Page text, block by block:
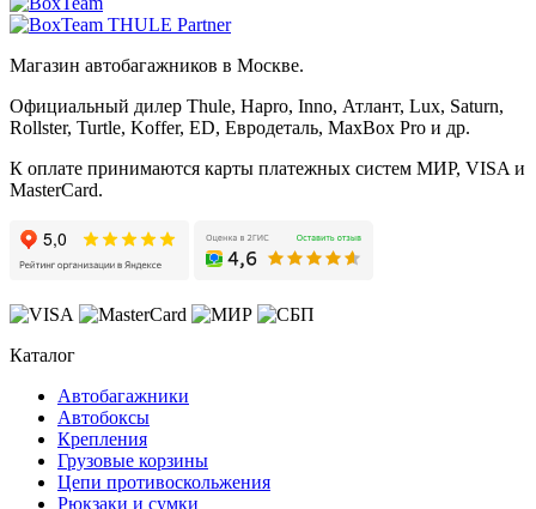
Магазин автобагажников в Москве.
Официальный дилер Thule, Hapro, Inno, Атлант, Lux, Saturn,
Rollster, Turtle, Koffer, ED, Евродеталь, MaxBox Pro и др.
К оплате принимаются карты платежных систем МИР, VISA и
MasterCard.
Каталог
Автобагажники
Автобоксы
Крепления
Грузовые корзины
Цепи противоскольжения
Рюкзаки и сумки